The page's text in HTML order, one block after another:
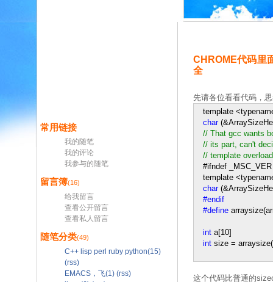
常用链接
我的随笔
我的评论
我参与的随笔
留言簿(16)
给我留言
查看公开留言
查看私人留言
随笔分类(49)
C++ lisp perl ruby python(15)
(rss)
EMACS，飞(1) (rss)
CHROME代码里
全
先请各位看看代码，
template <
char(&
// That gcc wants
// its part, can't
// template
#ifndef _MSC_VER
template <
char(&
#endif
#define
int a[10]
int size =
这个代码比普通的